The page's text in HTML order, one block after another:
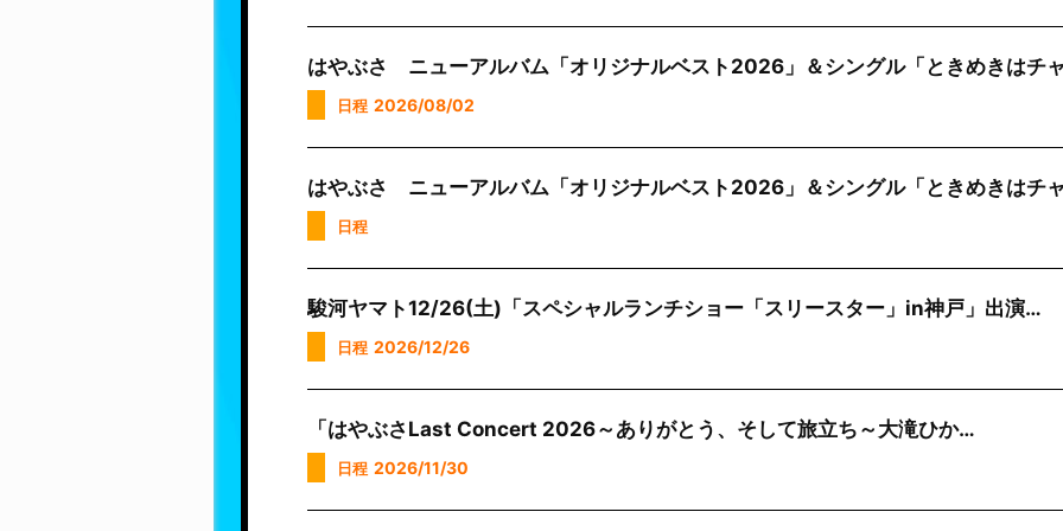
はやぶさ ニューアルバム「オリジナルベスト2026」＆シングル「ときめきはチ
日程 2026/08/02
はやぶさ ニューアルバム「オリジナルベスト2026」＆シングル「ときめきはチ
日程
駿河ヤマト12/26(土)「スペシャルランチショー「スリースター」in神戸」出演…
日程 2026/12/26
「はやぶさLast Concert 2026～ありがとう、そして旅立ち～大滝ひか…
日程 2026/11/30